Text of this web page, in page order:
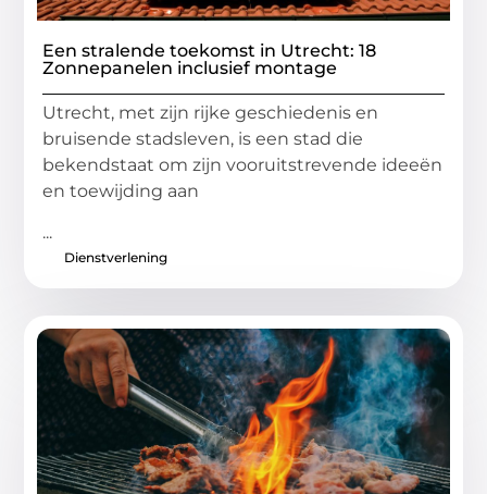
Een stralende toekomst in Utrecht: 18
Zonnepanelen inclusief montage
Utrecht, met zijn rijke geschiedenis en
bruisende stadsleven, is een stad die
bekendstaat om zijn vooruitstrevende ideeën
en toewijding aan
...
Dienstverlening